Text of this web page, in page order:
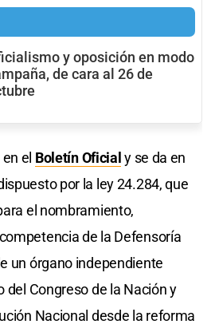
y oposición en modo
de cara al 26 de
el Boletín Oficialy se da en
por la ley 24.284, que
el nombramiento,
de la Defensoría
un órgano independiente
del Congreso de la Nación y
Nacional desde la reforma